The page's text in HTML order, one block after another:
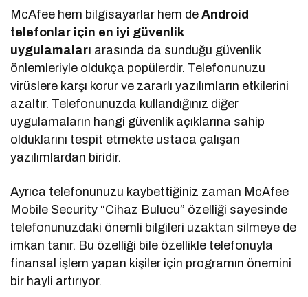
McAfee hem bilgisayarlar hem deAndroid
telefonlar için en iyi güvenlik
uygulamaları arasında da sunduğu güvenlik
önlemleriyle oldukça popülerdir. Telefonunuzu
virüslere karşı korur ve zararlı yazılımların etkilerini
azaltır. Telefonunuzda kullandığınız diğer
uygulamaların hangi güvenlik açıklarına sahip
olduklarını tespit etmekte ustaca çalışan
yazılımlardan biridir.
Ayrıca telefonunuzu kaybettiğiniz zaman McAfee
Mobile Security “Cihaz Bulucu” özelliği sayesinde
telefonunuzdaki önemli bilgileri uzaktan silmeye de
imkan tanır. Bu özelliği bile özellikle telefonuyla
finansal işlem yapan kişiler için programın önemini
bir hayli artırıyor.